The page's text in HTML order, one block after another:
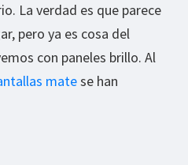
La verdad es que parece
pero ya es cosa del
con paneles brillo. Al
matese han